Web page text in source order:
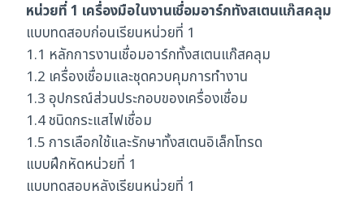
หน่วยที่ 1 เครื่องมือในงานเชื่อมอาร์กทังสเตนแก๊สคลุม
แบบทดสอบก่อนเรียนหน่วยที่ 1
1.1 หลักการงานเชื่อมอาร์กทั้งสเตนแก๊สคลุม
1.2 เครื่องเชื่อมและชุดควบคุมการทำงาน
1.3 อุปกรณ์ส่วนประกอบของเครื่องเชื่อม
1.4 ชนิดกระแสไฟเชื่อม
1.5 การเลือกใช้และรักษาทั้งสเตนอิเล็กโทรด
แบบฝึกหัดหน่วยที่ 1
แบบทดสอบหลังเรียนหน่วยที่ 1